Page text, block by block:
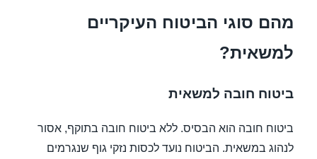
מהם סוגי הביטוח העיקריים
למשאית?
ביטוח חובה למשאית
ביטוח חובה הוא הבסיס. ללא ביטוח חובה בתוקף, אסור
לנהוג במשאית. הביטוח נועד לכסות נזקי גוף שנגרמים